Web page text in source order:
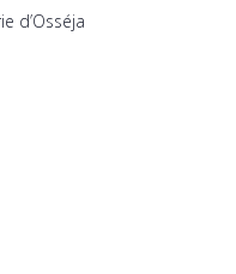
d’Osséja